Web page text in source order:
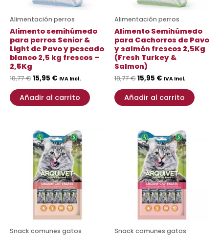
Alimentación perros
Alimento semihúmedo
para perros Senior &
Light de Pavo y pescado
blanco 2,5 kg frescos –
2,5Kg
18,77€15,95 € IVA Incl.
Añadir al carrito
Alimentación perros
Alimento Semihúmedo
para Cachorros de Pavo
y salmón frescos 2,5Kg
(Fresh Turkey &
Salmon)
18,77€15,95 € IVA Incl.
Añadir al carrito
Snack comunes gatos Snack comunes gatos